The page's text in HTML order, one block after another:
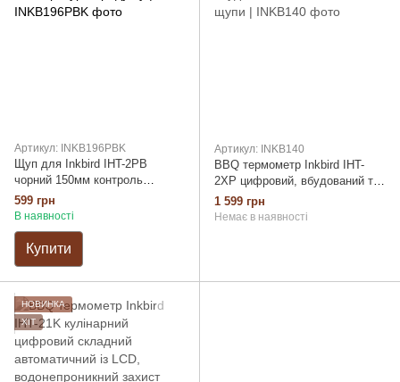
Артикул: INKB196PBK
Щуп для Inkbird IHT-2PB
чорний 150мм контроль
температури продукту
599 грн
В наявності
Купити
Артикул: INKB140
BBQ термометр Inkbird IHT-
2XP цифровий, вбудований та
2 виносні щупи
1 599 грн
Немає в наявності
НОВИНКА
ХІТ